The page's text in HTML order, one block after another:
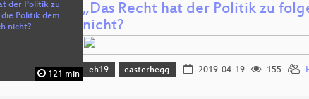
121 min
„Das Recht hat der Politik zu
nicht?
eh19 easterhegg 2019-04-19 155